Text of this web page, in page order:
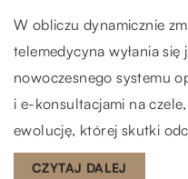
W obliczu dynamicznie
telemedycyna wyłania
nowoczesnego systemu
i e-konsultacjami na
ewolucję, której skutki
CZYTAJ DALEJ